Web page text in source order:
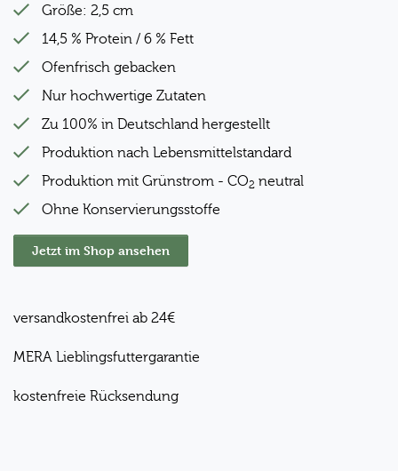
Größe: 2,5 cm
14,5 % Protein / 6 % Fett
Ofenfrisch gebacken
Nur hochwertige Zutaten
Zu 100% in Deutschland hergestellt
Produktion nach Lebensmittelstandard
Produktion mit Grünstrom - CO2 neutral
Ohne Konservierungsstoffe
Jetzt im Shop ansehen
versandkostenfrei ab 24€
MERA Lieblingsfuttergarantie
kostenfreie Rücksendung